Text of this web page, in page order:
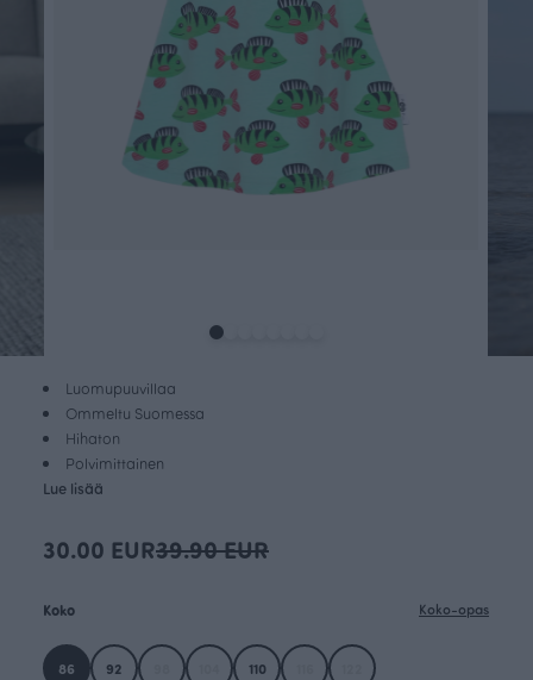
Luomupuuvillaa
Ommeltu Suomessa
Hihaton
Polvimittainen
Lue lisää
30.00 EUR39.90 EUR
Koko Koko-opas
86 92 110